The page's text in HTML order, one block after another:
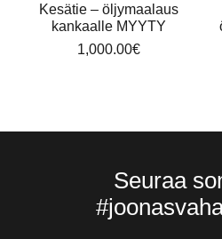
Kesätie – öljymaalaus
kankaalle MYYTY
1,000.00€
Seuraa